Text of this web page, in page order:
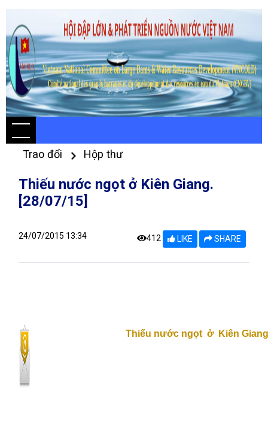
Trao đổi Hộp thư
Thiếu nước ngọt ở Kiên Giang.
[28/07/15]
24/07/2015 13:34 412 LIKE SHARE
Thiếu nước ngọt ở Kiên Giang